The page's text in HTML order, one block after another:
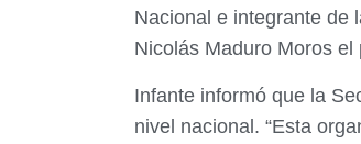
Nacional e integrante de
Nicolás Maduro Moros
Infante informó que la
nivel nacional. “Esta